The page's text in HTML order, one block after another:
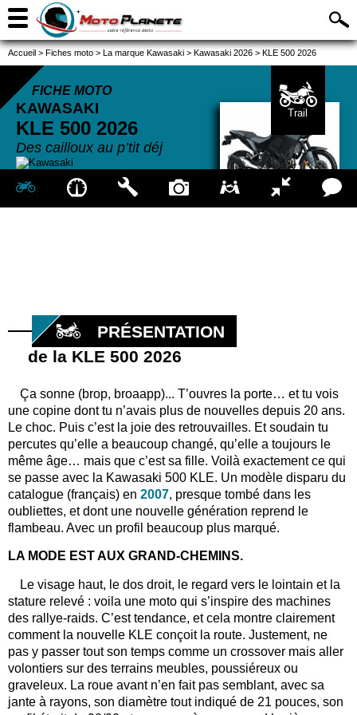
Accueil > Fiches moto > La marque Kawasaki > Kawasaki 2026 > KLE 500 2026
FICHE MOTO
KAWASAKI
KLE 500 2026
Des cailloux au p’tit déj
Trail
PRÉSENTATION
de la KLE 500 2026
Ça sonne (brop, broaapp)... T’ouvres la porte… et tu vois
une copine dont tu n’avais plus de nouvelles depuis 20 ans.
Le choc. Puis c’est la joie des retrouvailles. Et soudain tu
percutes qu’elle a beaucoup changé, qu’elle a toujours le
même âge… mais que c’est sa fille. Voilà exactement ce qui
se passe avec la Kawasaki 500 KLE. Un modèle disparu du
catalogue (français) en 2007, presque tombé dans les
oubliettes, et dont une nouvelle génération reprend le
flambeau. Avec un profil beaucoup plus marqué.
LA MODE EST AUX GRAND-CHEMINS.
Le visage haut, le dos droit, le regard vers le lointain et la
stature relevé : voila une moto qui s’inspire des machines
des rallye-raids. C’est tendance, et cela montre clairement
comment la nouvelle KLE conçoit la route. Justement, ne
pas y passer tout son temps comme un crossover mais aller
volontiers sur des terrains meubles, poussiéreux ou
graveleux. La roue avant n’en fait pas semblant, avec sa
jante à rayons, son diamètre tout indiqué de 21 pouces, son